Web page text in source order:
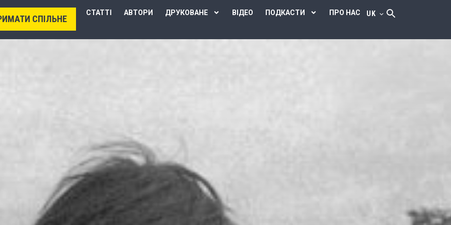
СПІЛЬНЕ
СТАТТІ АВТОРИ ДРУКОВАНЕ ВІДЕО ПОДКАСТИ ПРО НАС UK